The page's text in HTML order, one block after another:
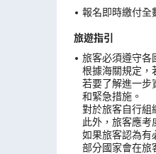
報名即時繳付全
旅遊指引
旅客必須遵守各
根據海關規定，
若要了解進一步
和緊急措施。
對於旅客自行組
此外，旅客應考
如果旅客認為有
部分國家會在旅